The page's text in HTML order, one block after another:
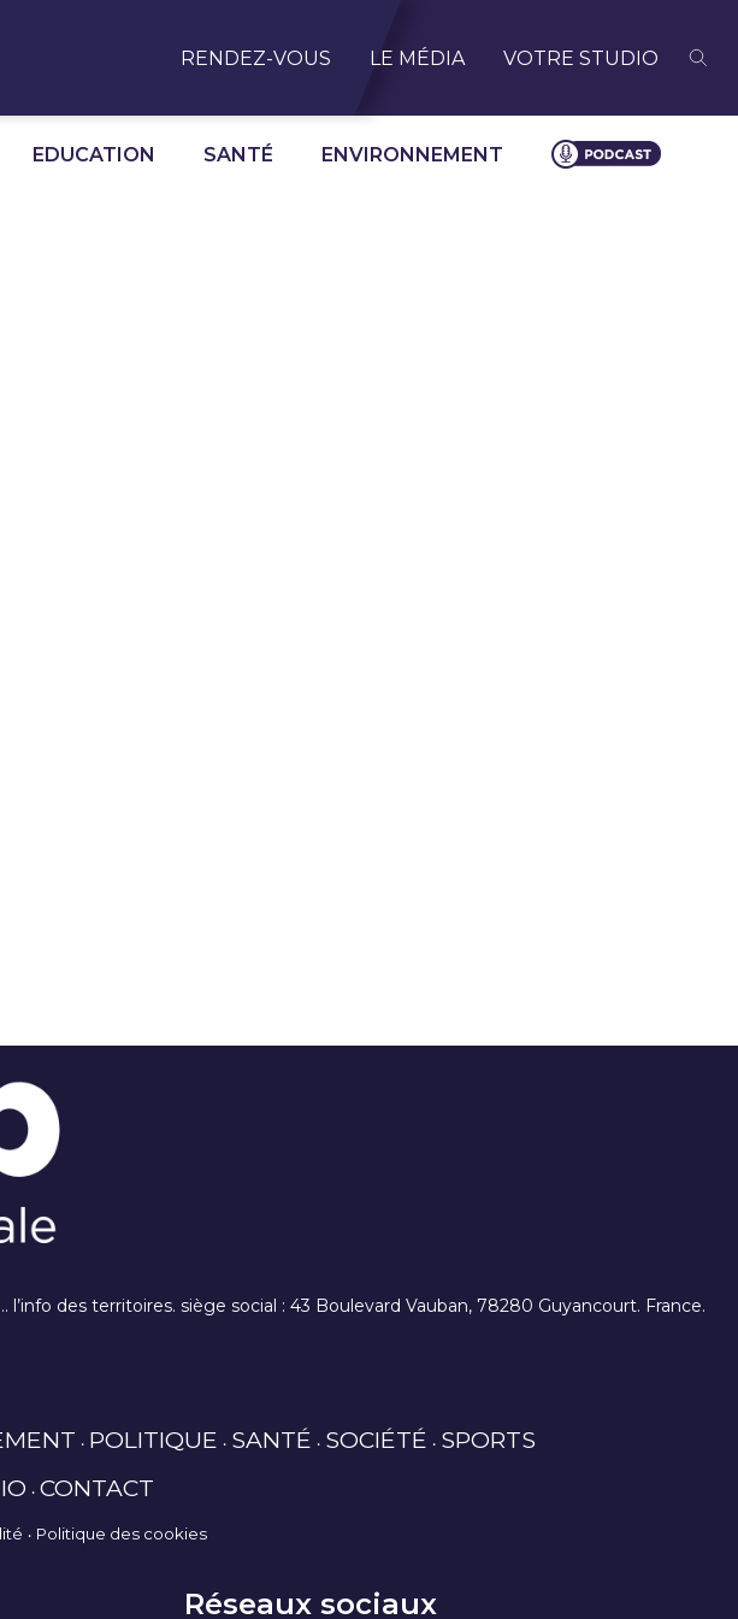
RENDEZ-VOUS LE MÉDIA VOTRE STUDIO
EDUCATION SANTÉ ENVIRONNEMENT
des territoires. siège social : 43 Boulevard Vauban, 78280 Guyancourt. France.
POLITIQUE SANTÉ SOCIÉTÉ SPORTS
CONTACT
Politique des cookies
Réseaux sociaux